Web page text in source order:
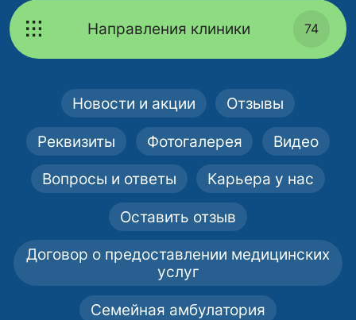
Направления клиники 74
Новости и акции Отзывы
Реквизиты Фотогалерея Видео
Вопросы и ответы Карьера у нас
Оставить отзыв
Договор о предоставлении медицинских
услуг
Семейная амбулатория